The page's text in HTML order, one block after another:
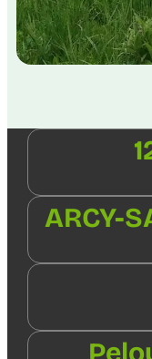
ARCY-